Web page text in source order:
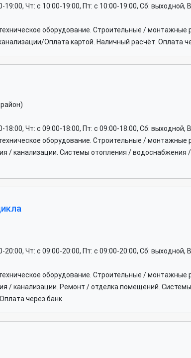
19:00, Чт: c 10:00-19:00, Пт: c 10:00-19:00, Сб: выходной,
оборудование. Строительные /
Оплата картой. Наличный расчёт. Оплата
18:00, Чт: c 09:00-18:00, Пт: c 09:00-18:00, Сб: выходной,
оборудование. Строительные / монтажные
/ канализации. Системы отопления / водоснабжения
20:00, Чт: c 09:00-20:00, Пт: c 09:00-20:00, Сб: выходной,
оборудование. Строительные / монтажные
/ канализации. Ремонт / отделка помещений.
через банк